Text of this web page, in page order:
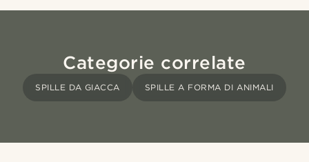
Categorie correlate
SPILLE DA GIACCA SPILLE A FORMA DI ANIMALI